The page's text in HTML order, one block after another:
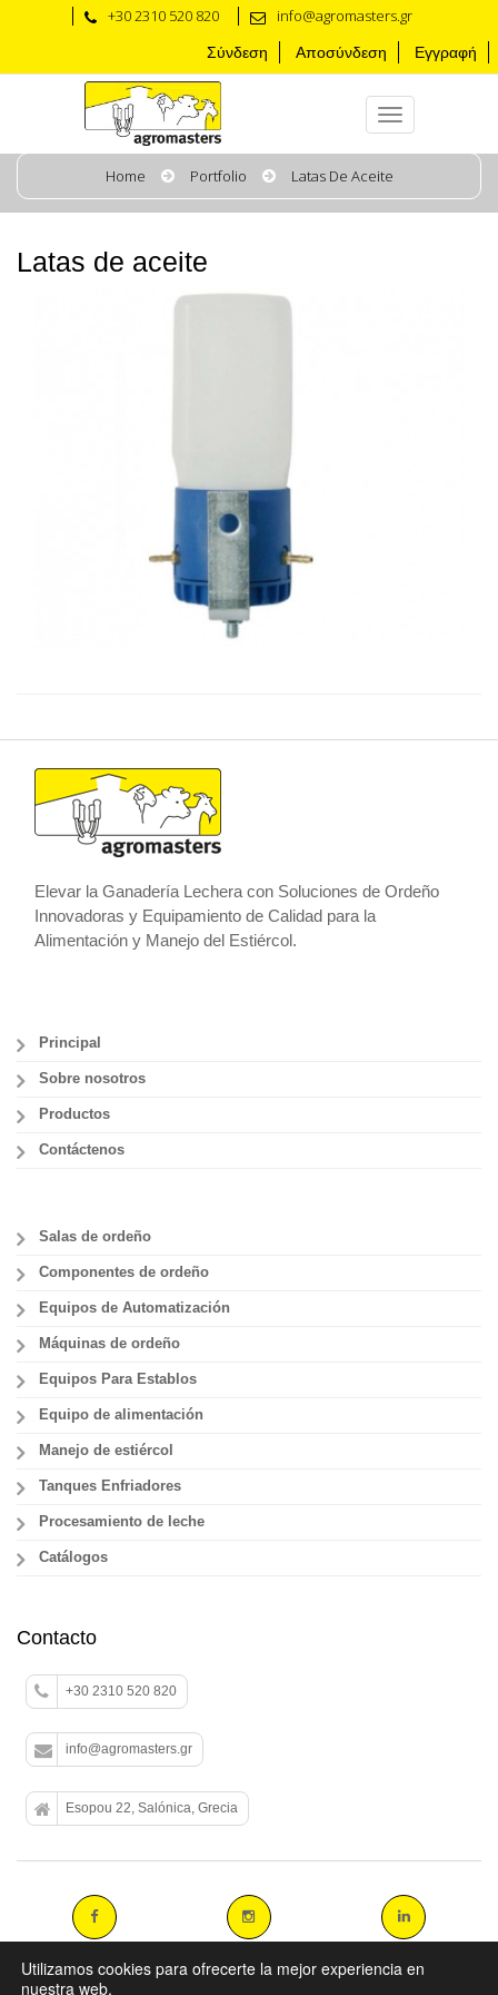
+30 2310 520 820 info@agromasters.gr
Σύνδεση Αποσύνδεση Εγγραφή
Home Portfolio Latas De Aceite
Latas de aceite
Elevar la Ganadería Lechera con Soluciones de Ordeño
Innovadoras y Equipamiento de Calidad para la
Alimentación y Manejo del Estiércol.
Principal
Sobre nosotros
Productos
Contáctenos
Salas de ordeño
Componentes de ordeño
Equipos de Automatización
Máquinas de ordeño
Equipos Para Establos
Equipo de alimentación
Manejo de estiércol
Tanques Enfriadores
Procesamiento de leche
Catálogos
Contacto
+30 2310 520 820
info@agromasters.gr
Esopou 22, Salónica, Grecia
Utilizamos cookies para ofrecerte la mejor experiencia en
nuestra web.